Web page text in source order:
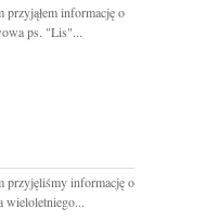
informację o
ps. "Lis"...
przyjęliśmy informację o
wieloletniego...